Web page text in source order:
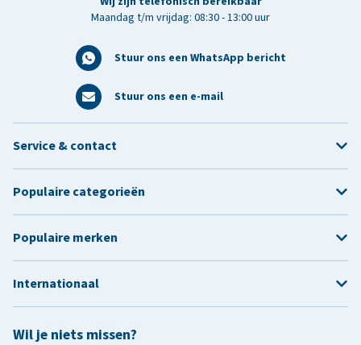
Maandag t/m vrijdag: 08:30 - 13:00 uur
Stuur ons een WhatsApp bericht
Stuur ons een e-mail
Wil je niets missen?
Service & contact
Populaire categorieën
Populaire merken
Internationaal